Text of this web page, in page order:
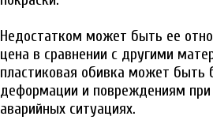
Недостатком может быть ее
цена в сравнении с другими
пластиковая обивка может быть
деформации и повреждениям
аварийных ситуациях.